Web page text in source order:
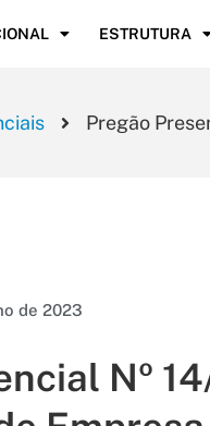
ESTRUTURA
Pregão
de 2023
Nº